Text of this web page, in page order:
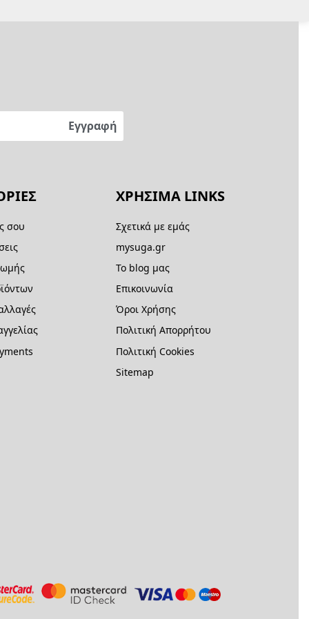
σου
ΧΡΗΣΙΜΑ LINKS
Σχετικά με εμάς
mysuga.gr
Το blog μας
Επικοινωνία
Όροι Χρήσης
Πολιτική Απορρήτου
Πολιτική Cookies
Sitemap